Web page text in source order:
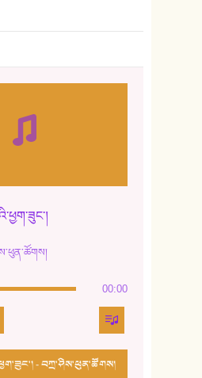
00:00
- བཀྲ་ཤིས་ཕུན་ཚོགས།